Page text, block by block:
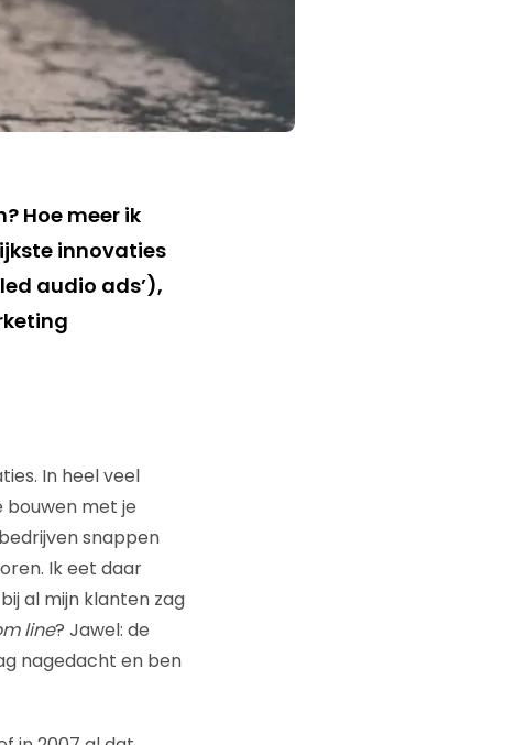
Hoe meer ik
innovaties
audio ads’),
In heel veel
bouwen met je
snappen
Ik eet daar
al mijn klanten zag
line? Jawel: de
nagedacht en ben